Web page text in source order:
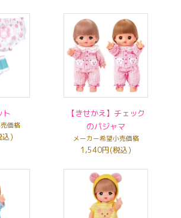
ト
価格
込)
【きせかえ】チェック
のパジャマ
メーカー希望小売価格
1,540円(税込)